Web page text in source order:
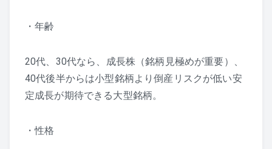
・年齢
20代、30代なら、成長株（銘柄見極めが重要）、
40代後半からは小型銘柄より倒産リスクが低い安
定成長が期待できる大型銘柄。
・性格